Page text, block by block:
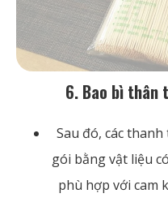
6. Bao bì thân
Sau đó, các
gói bằng vật liệu
phù hợp với cam